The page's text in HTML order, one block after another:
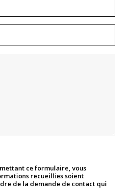
ce formulaire, vous
recueillies soient
de la demande de contact qui